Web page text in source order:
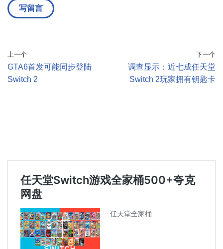
上一个
GTA6首发可能同步登陆
Switch 2
下一个
调查显示：近七成任天堂
Switch 2玩家拥有钥匙卡